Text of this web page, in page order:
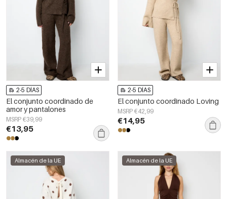
2-5 DÍAS
El conjunto coordinado de
amor y pantalones
MSRP €39,99
€13,95
2-5 DÍAS
El conjunto coordinado Loving
MSRP €42,99
€14,95
Almacén de la UE Almacén de la UE